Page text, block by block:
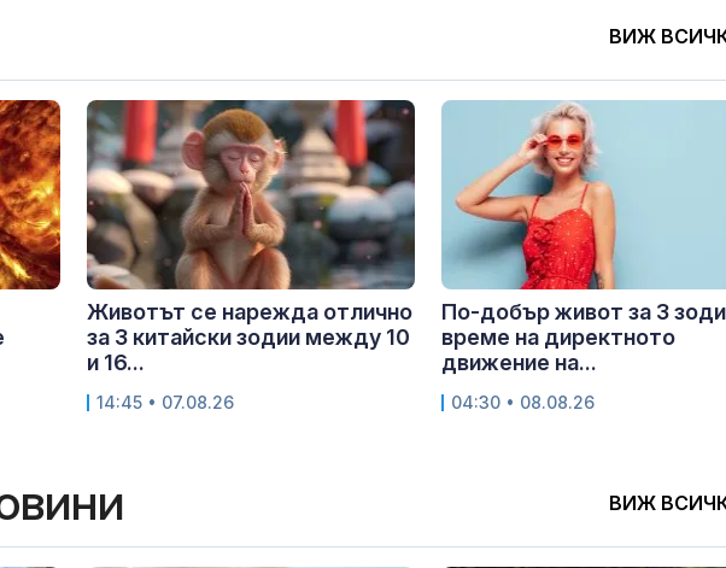
ВИЖ
Животът се нарежда отлично
за 3 китайски зодии между 10
и 16...
14:45 • 07.08.26
По-добър живот за 3
време на директното
движение на...
04:30 • 08.08.26
ВИЖ